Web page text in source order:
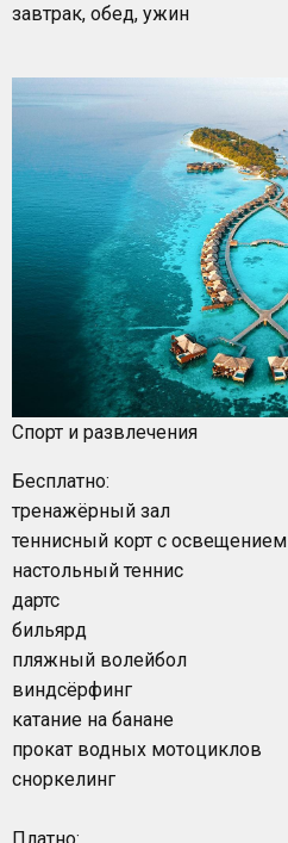
завтрак, обед, ужин
Спорт и развлечения
Бесплатно:
тренажёрный зал
теннисный корт с освещением
настольный теннис
дартс
бильярд
пляжный волейбол
виндсёрфинг
катание на банане
прокат водных мотоциклов
сноркелинг